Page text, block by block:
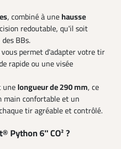
, combiné à unehausse
redoutable, qu'il soit
BBs.
vous permet d'adapter votre tir
rapide ou une visée
une longueur de 290 mm, ce
main confortable et un
tir agréable et contrôlé.
Python 6'' CO² ?